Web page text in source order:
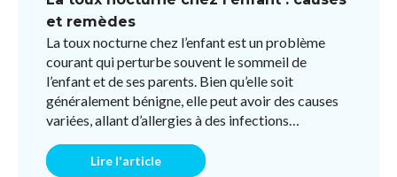
et remèdes
La toux nocturne chez l’enfant est un problème
courant qui perturbe souvent le sommeil de
l’enfant et de ses parents. Bien qu’elle soit
généralement bénigne, elle peut avoir des causes
variées, allant d’allergies à des infections
Lire l'article